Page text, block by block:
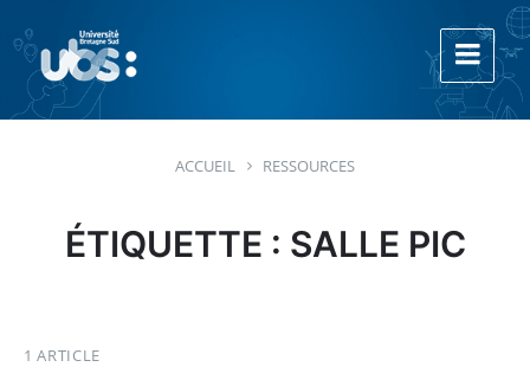
contenu
navigation
principale
footer
ACCUEIL RESSOURCES
ÉTIQUETTE : SALLE PIC
1 ARTICLE